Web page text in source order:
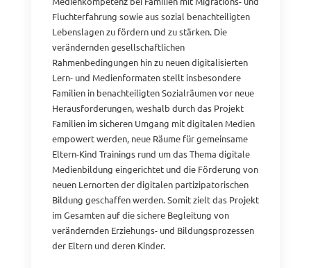
Fluchterfahrung sowie aus sozial benachteiligten
Lebenslagen zu fördern und zu stärken. Die
verändernden gesellschaftlichen
Rahmenbedingungen hin zu neuen digitalisierten
Lern- und Medienformaten stellt insbesondere
Familien in benachteiligten Sozialräumen vor neue
Herausforderungen, weshalb durch das Projekt
Familien im sicheren Umgang mit digitalen Medien
empowert werden, neue Räume für gemeinsame
Eltern-Kind Trainings rund um das Thema digitale
Medienbildung eingerichtet und die Förderung von
neuen Lernorten der digitalen partizipatorischen
Bildung geschaffen werden. Somit zielt das Projekt
im Gesamten auf die sichere Begleitung von
verändernden Erziehungs- und Bildungsprozessen
der Eltern und deren Kinder.